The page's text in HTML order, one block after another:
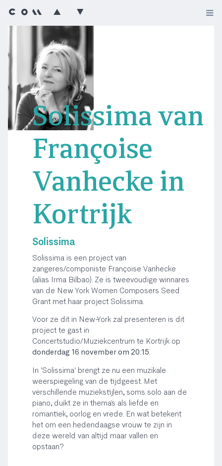
Solissima van
Françoise
Vanhecke in
Kortrijk
Solissima
Solissima is een project van
zangeres/componiste Françoise Vanhecke
(alias Irma Bilbao). Ze is tweevoudige winnares
van de New York Women Composers Seed
Grant met haar project Solissima.
Voor ze dit in New-York zal presenteren is dit
project te gast in
Concertstudio/Muziekcentrum te Kortrijk op
donderdag 16 november om 20:15
In 'Solissima' brengt ze nu een muzikale
weerspiegeling van de tijdgeest. Met
verschillende muziekstijlen, soms solo aan de
piano, duikt ze in thema’s als liefde en
romantiek, oorlog en vrede. En wat betekent
het om een hedendaagse vrouw te zijn in
deze wereld van altijd maar vallen en
opstaan?